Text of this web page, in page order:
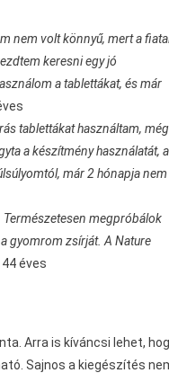
nem volt könnyű, mert a
keresni egy jó
a tablettákat, és már
tablettákat használtam, még
a készítmény használatát, a
már 2 hónapja nem
Természetesen megpróbálok
gyomrom zsírját. A Nature
éves
Arra is kíváncsi lehet,
Sajnos a kiegészítés